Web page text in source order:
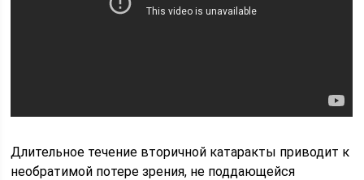
Длительное течение вторичной катаракты приводит к
необратимой потере зрения, не поддающейся